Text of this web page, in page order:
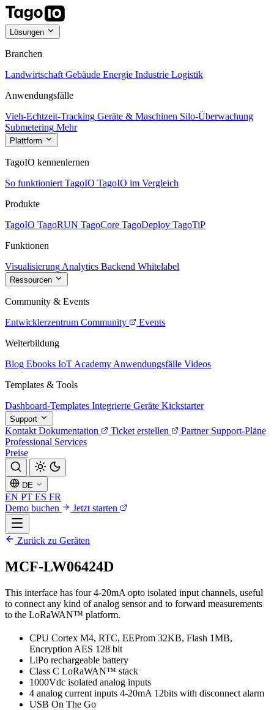
Lösungen
Branchen
Landwirtschaft Gebäude Energie Industrie Logistik
Anwendungsfälle
Vieh-Echtzeit-Tracking Geräte & Maschinen Silo-Überwachung
Submetering Mehr
Plattform
TagoIO kennenlernen
So funktioniert TagoIO TagoIO im Vergleich
Produkte
TagoIO TagoRUN TagoCore TagoDeploy TagoTiP
Funktionen
Visualisierung Analytics Backend Whitelabel
Ressourcen
Community & Events
Entwicklerzentrum Community
Events
Weiterbildung
Blog Ebooks IoT Academy Anwendungsfälle Videos
Templates & Tools
Dashboard-Templates Integrierte Geräte Kickstarter
Support
Kontakt Dokumentation Ticket erstellen Partner Support-Pläne
Professional Services
Preise
DE
EN PT ES FR
Demo buchen
Jetzt starten
Zurück zu Geräten
MCF-LW06424D
This interface has four 4-20mA opto isolated input channels, useful
to connect any kind of analog sensor and to forward measurements
to the LoRaWAN™ platform.
CPU Cortex M4, RTC, EEProm 32KB, Flash 1MB,
Encryption AES 128 bit
LiPo rechargeable battery
Class C LoRaWAN™ stack
1000Vdc isolated analog inputs
4 analog current inputs 4-20mA 12bits with disconnect alarm
USB On The Go